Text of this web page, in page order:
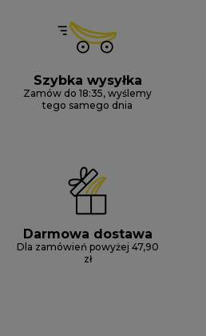
Szybka wysyłka
Zamów do 18:35, wyślemy
tego samego dnia
Darmowa dostawa
Dla zamówień powyżej 47,90
zł